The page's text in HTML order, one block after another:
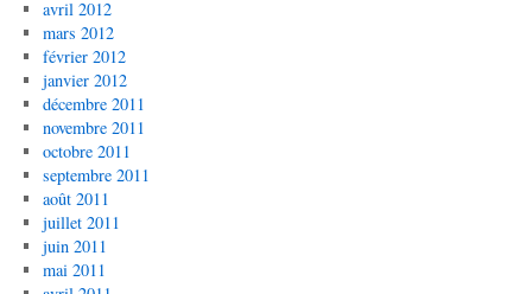
avril 2012
mars 2012
février 2012
janvier 2012
décembre 2011
novembre 2011
octobre 2011
septembre 2011
août 2011
juillet 2011
juin 2011
mai 2011